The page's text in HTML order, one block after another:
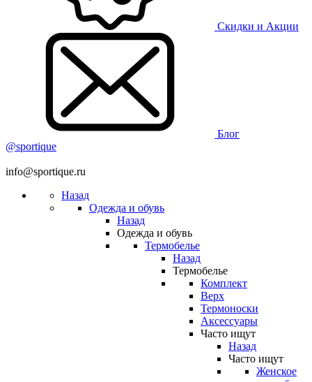
Скидки и Акции
Блог
@sportique
info@sportique.ru
Назад
Одежда и обувь
Назад
Одежда и обувь
Термобелье
Назад
Термобелье
Комплект
Верх
Термоноски
Аксессуары
Часто ищут
Назад
Часто ищут
Женское